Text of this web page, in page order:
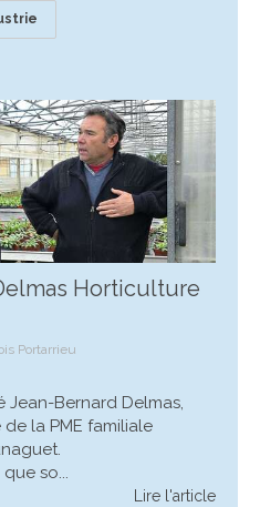
Horticulture
Portarrieu
Jean-Bernard Delmas,
la PME familiale
so...
Lire l'article